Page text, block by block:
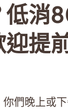
低消
提
們晚上或